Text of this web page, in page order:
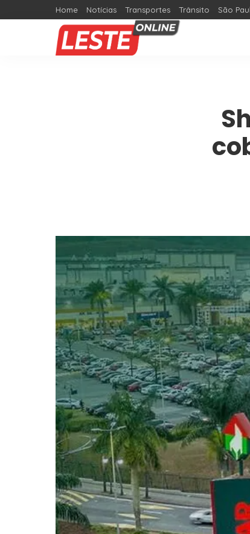
Home Notícias Transportes Trânsito São